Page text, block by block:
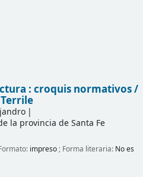
: croquis normativos /
la provincia de Santa Fe
impreso; Forma literaria: No es